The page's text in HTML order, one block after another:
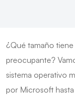
¿Qué tamaño tiene
preocupante?
sistema operativo
por Microsoft